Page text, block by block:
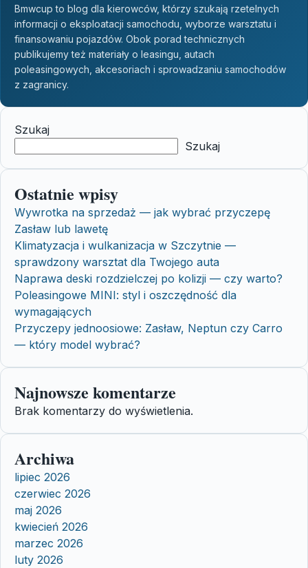
Bmwcup to blog dla kierowców, którzy szukają rzetelnych
informacji o eksploatacji samochodu, wyborze warsztatu i
finansowaniu pojazdów. Obok porad technicznych
publikujemy też materiały o leasingu, autach
poleasingowych, akcesoriach i sprowadzaniu samochodów
z zagranicy.
Szukaj
Szukaj
Ostatnie wpisy
Wywrotka na sprzedaż — jak wybrać przyczepę
Zasław lub lawetę
Klimatyzacja i wulkanizacja w Szczytnie —
sprawdzony warsztat dla Twojego auta
Naprawa deski rozdzielczej po kolizji — czy warto?
Poleasingowe MINI: styl i oszczędność dla
wymagających
Przyczepy jednoosiowe: Zasław, Neptun czy Carro
— który model wybrać?
Najnowsze komentarze
Brak komentarzy do wyświetlenia.
Archiwa
lipiec 2026
czerwiec 2026
maj 2026
kwiecień 2026
marzec 2026
luty 2026